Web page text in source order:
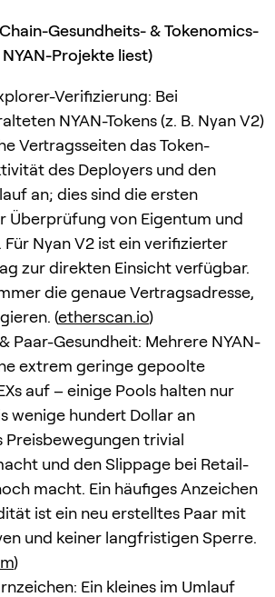
Gesundheits- & Tokenomics-
Projekte liest)
Verifizierung: Bei
NYAN-Tokens (z. B. Nyan V2)
Vertragsseiten das Token-
des Deployers und den
an; dies sind die ersten
Überprüfung von Eigentum und
Nyan V2 ist ein verifizierter
zur direkten Einsicht verfügbar.
die genaue Vertragsadresse,
(etherscan.io)
Paar-Gesundheit: Mehrere NYAN-
extrem geringe gepoolte
auf – einige Pools halten nur
wenige hundert Dollar an
Preisbewegungen trivial
und den Slippage bei Retail-
macht. Ein häufiges Anzeichen
ist ein neu erstelltes Paar mit
und keiner langfristigen Sperre.
)
Ein kleines im Umlauf